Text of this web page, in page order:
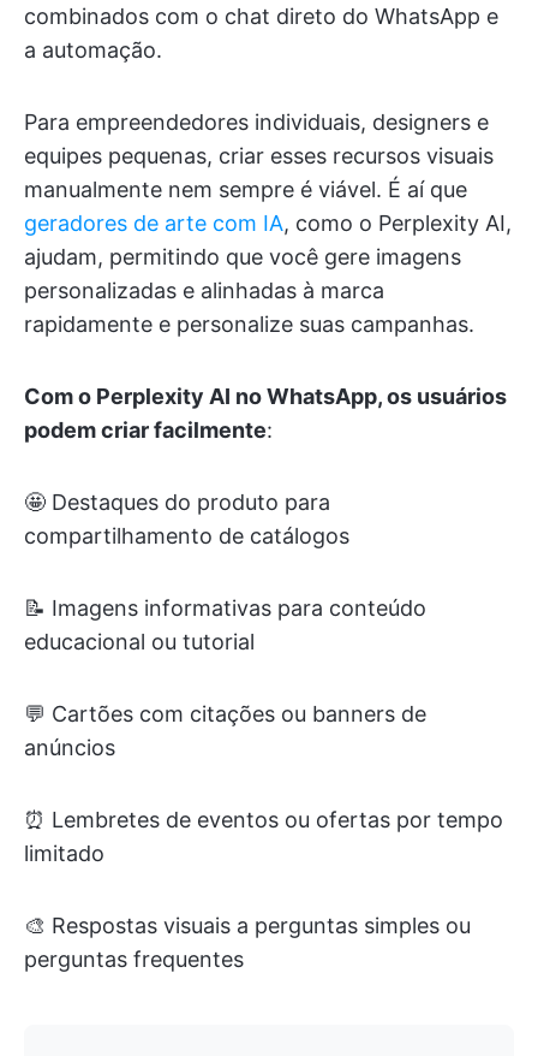
combinados com o chat direto do WhatsApp e
a automação.
Para empreendedores individuais, designers e
equipes pequenas, criar esses recursos visuais
manualmente nem sempre é viável. É aí que
geradores de arte com IA, como o Perplexity AI,
ajudam, permitindo que você gere imagens
personalizadas e alinhadas à marca
rapidamente e personalize suas campanhas.
Com o Perplexity AI no WhatsApp, os usuários
podem criar facilmente:
🤩 Destaques do produto para
compartilhamento de catálogos
📝 Imagens informativas para conteúdo
educacional ou tutorial
💬 Cartões com citações ou banners de
anúncios
⏰ Lembretes de eventos ou ofertas por tempo
limitado
🎨 Respostas visuais a perguntas simples ou
perguntas frequentes